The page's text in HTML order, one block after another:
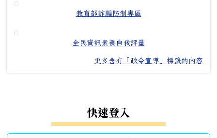
教育部詐騙防制專區
全民資訊素養自我評量
更多含有「政令宣導」標籤的內容
快速登入